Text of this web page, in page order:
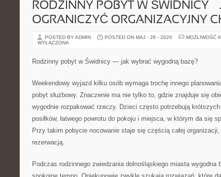
RODZINNY POBYT W ŚWIDNICY —
OGRANICZYĆ ORGANIZACYJNY
POSTED BY ADMIN POSTED ON MAJ - 26 - 2026
MOŻLIWOŚĆ
WYŁĄCZONA
Rodzinny pobyt w Świdnicy — jak wybrać wygodną bazę?
Weekendowy wyjazd kilku osób wymaga trochę innego
pobyt służbowy. Znaczenie ma nie tylko to, gdzie znajduje się
wygodnie rozpakować rzeczy. Dzieci często potrzebują
posiłków, łatwego powrotu do pokoju i miejsca, w którym da się
Przy takim pobycie nocowanie staje się częścią całej
rezerwacją.
Podczas rodzinnego zwiedzania dolnośląskiego miasta wygodna